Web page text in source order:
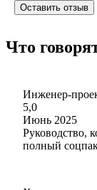
Оставить отзыв
Что
Инженер-
5,0
Июнь 2025
Руководство,
полный